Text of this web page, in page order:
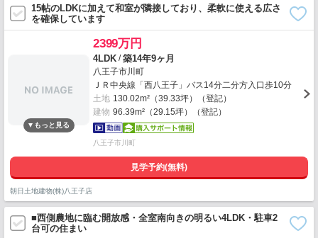
15帖のLDKに加えて和室が隣接しており、柔軟に使える広さ
を確保しています
2399万円
4LDK /築14年9ヶ月
八王子市川町
ＪＲ中央線「西八王子」バス14分二分方入口歩10分
土地 130.02m²（39.33坪）（登記）
建物 96.39m²（29.15坪）（登記）
八王子市川町
見学予約(無料)
朝日土地建物(株)八王子店
■西側農地に臨む開放感・全室南向きの明るい4LDK・駐車2
台可の住まい